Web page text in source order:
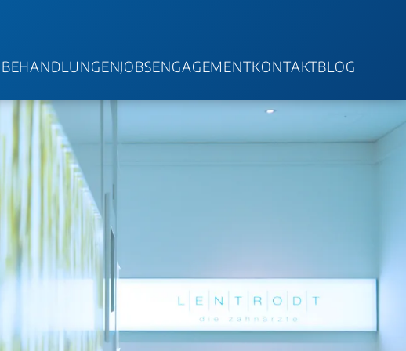
BEHANDLUNGENJOBSENGAGEMENTKONTAKTBLOG